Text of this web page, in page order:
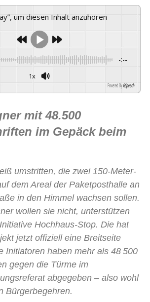
um diesen Inhalt anzuhören
-:--
1x
Powered By GSpeech
mit 48.500
im Gepäck beim
umstritten, die zwei 150-Meter-
dem Areal der Paketposthalle an
in den Himmel wachsen sollen.
wollen sie nicht, unterstützen
Hochhaus-Stop. Die hat
jetzt offiziell eine Breitseite
Initiatoren haben mehr als 48 500
gegen die Türme im
abgegeben – also wohl
Bürgerbegehren.